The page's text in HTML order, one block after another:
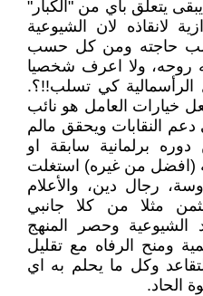
يبقى يتعلق باي من "الكبار"
لانقاذه لان الشيوعية
حاجته ومن كل حسب
روحه، ولا اعرف شخصيا
كي تسلب!!؟.
خيارات العامل هو نائب
النقابات ويحقق مالم
برلمانية سابقة او
(افضل من غيره) استغلت
رجال دين، والأعلام
مثلا من كلا جانبي
الشيوعية وحصر المنهج
ومنح الرفاه مع تقليل
وكل ما يحلم به اي
الحاد.